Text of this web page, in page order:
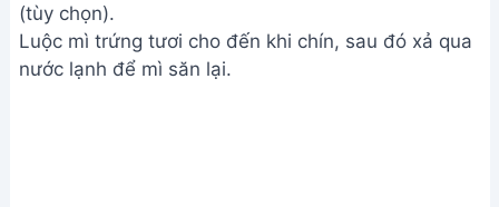
(tùy chọn).
Luộc mì trứng tươi cho đến khi chín, sau đó xả qua
nước lạnh để mì săn lại.